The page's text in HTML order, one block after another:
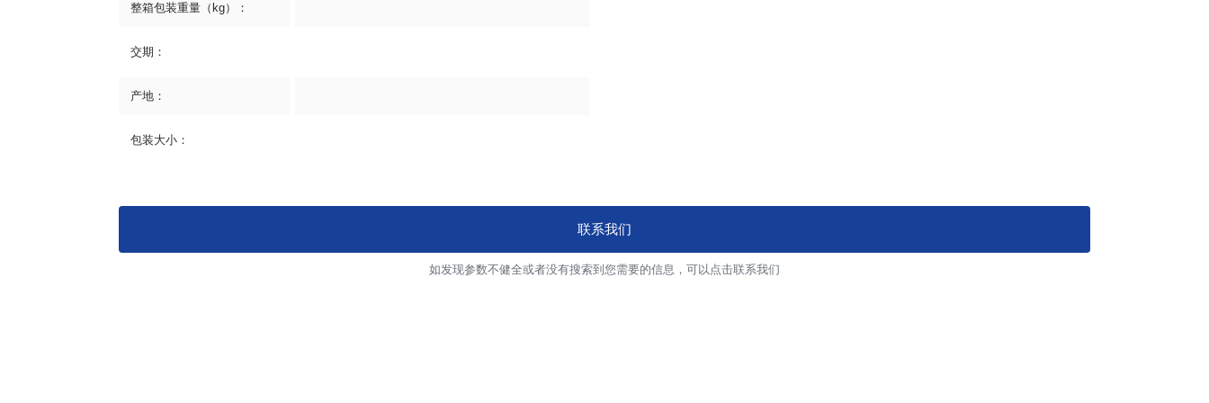
整箱包装重量（kg）：
交期：
产地：
包装大小：
联系我们
如发现参数不健全或者没有搜索到您需要的信息，可以点击联系我们